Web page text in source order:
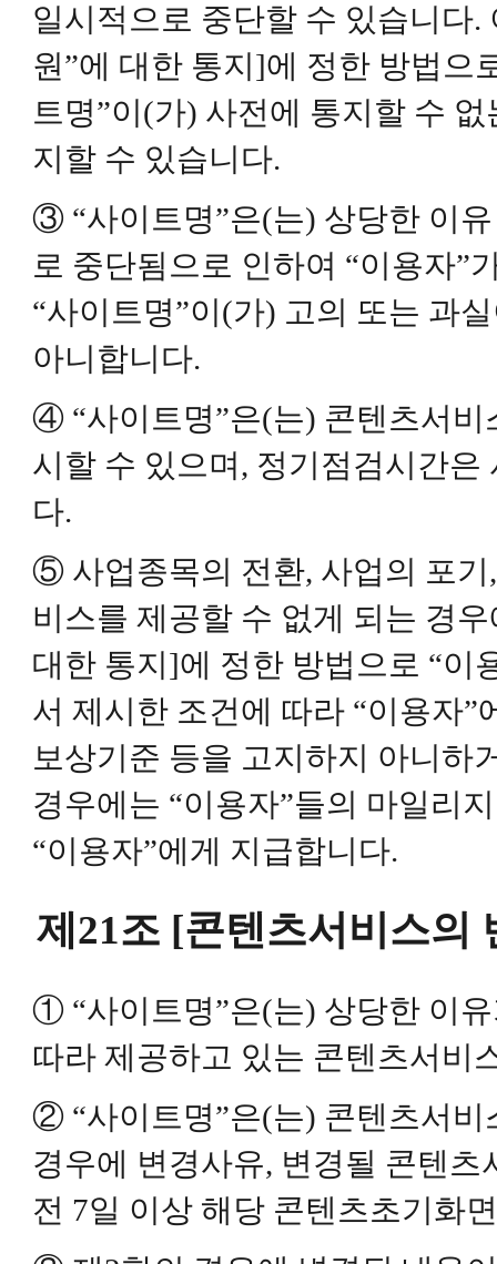
일시적으로 중단할 수 있습니다.
원”에 대한 통지]에 정한 방법으
트명”이(가) 사전에 통지할 수
지할 수 있습니다.
③ “사이트명”은(는) 상당한 이
로 중단됨으로 인하여 “이용자”
“사이트명”이(가) 고의 또는 과
아니합니다.
④ “사이트명”은(는) 콘텐츠서비
시할 수 있으며, 정기점검시간
다.
⑤ 사업종목의 전환, 사업의 포
비스를 제공할 수 없게 되는 경
대한 통지]에 정한 방법으로 “이
서 제시한 조건에 따라 “이용자
보상기준 등을 고지하지 아니하
경우에는 “이용자”들의 마일리
“이용자”에게 지급합니다.
제21조 [콘텐츠서비스의
① “사이트명”은(는) 상당한 이
따라 제공하고 있는 콘텐츠서비
② “사이트명”은(는) 콘텐츠서비
경우에 변경사유, 변경될 콘텐
전 7일 이상 해당 콘텐츠초기화